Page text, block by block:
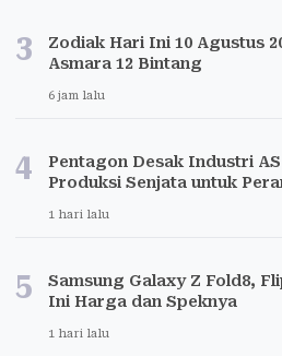
3
Zodiak Hari Ini 10 Agustus
Asmara 12 Bintang
6 jam lalu
4
Pentagon Desak Industri
Produksi Senjata untuk
1 hari lalu
5
Samsung Galaxy Z Fold8,
Ini Harga dan Speknya
1 hari lalu